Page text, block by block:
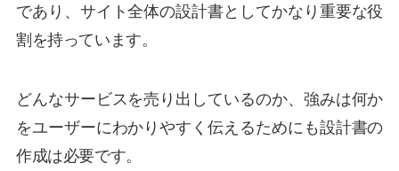
であり、サイト全体の設計書としてかなり重要な役
割を持っています。
どんなサービスを売り出しているのか、強みは何か
をユーザーにわかりやすく伝えるためにも設計書の
作成は必要です。